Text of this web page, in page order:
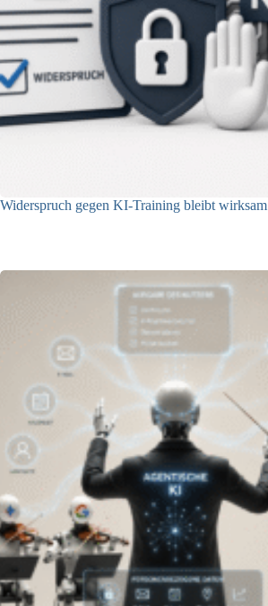
Widerspruch gegen KI-Training bleibt wirksam